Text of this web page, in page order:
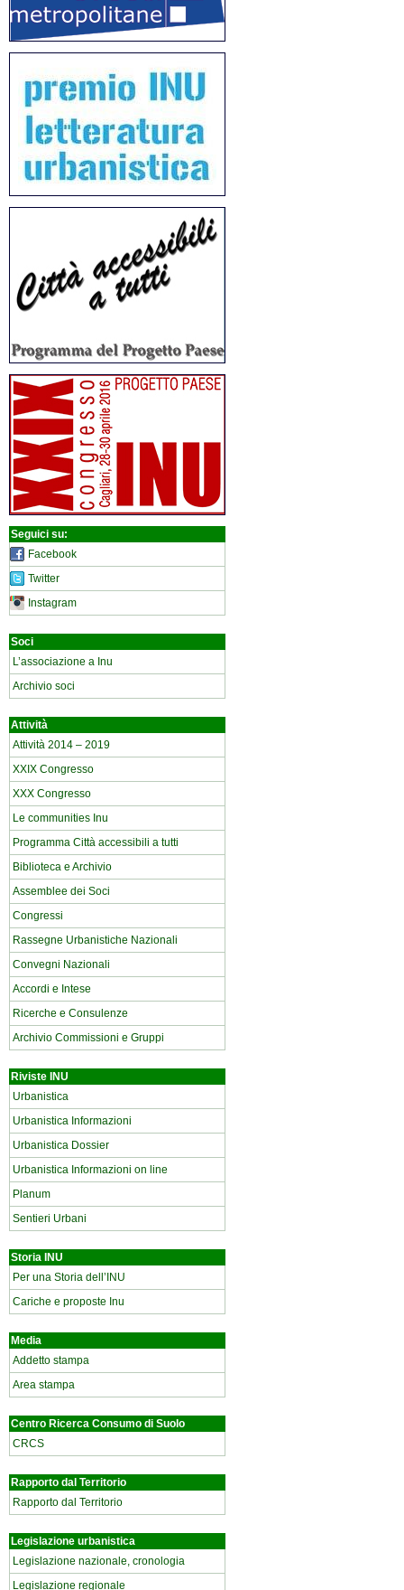
Seguici su:
Facebook
Twitter
Instagram
Soci
L’associazione a Inu
Archivio soci
Attività
Attività 2014 – 2019
XXIX Congresso
XXX Congresso
Le communities Inu
Programma Città accessibili a tutti
Biblioteca e Archivio
Assemblee dei Soci
Congressi
Rassegne Urbanistiche Nazionali
Convegni Nazionali
Accordi e Intese
Ricerche e Consulenze
Archivio Commissioni e Gruppi
Riviste INU
Urbanistica
Urbanistica Informazioni
Urbanistica Dossier
Urbanistica Informazioni on line
Planum
Sentieri Urbani
Storia INU
Per una Storia dell’INU
Cariche e proposte Inu
Media
Addetto stampa
Area stampa
Centro Ricerca Consumo di Suolo
CRCS
Rapporto dal Territorio
Rapporto dal Territorio
Legislazione urbanistica
Legislazione nazionale, cronologia
Legislazione regionale